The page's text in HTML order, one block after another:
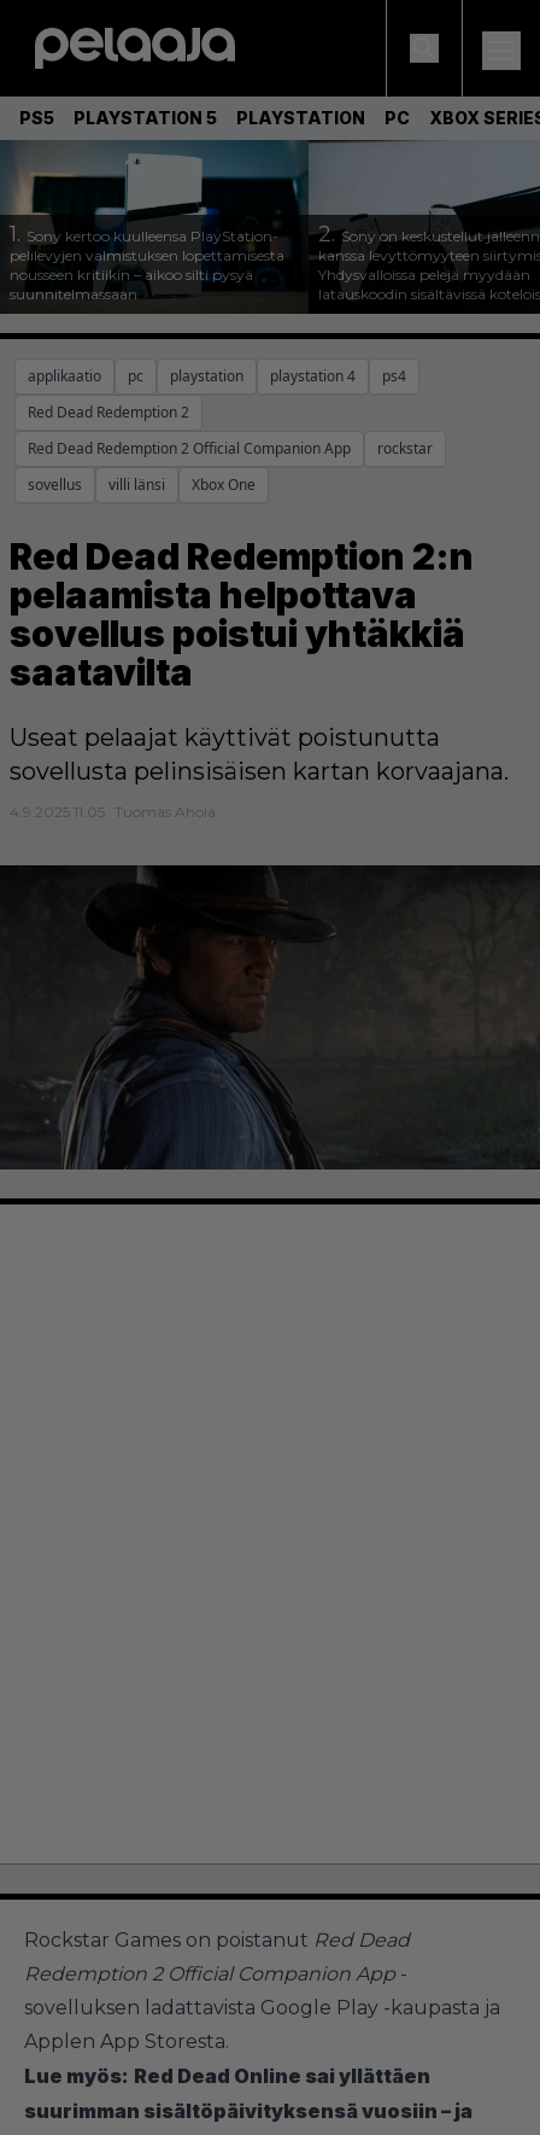
PS5 PLAYSTATION 5 PLAYSTATION PC XBOX
1. Sony kertoo kuulleensa PlayStation-
pelilevyjen valmistuksen lopettamisesta
nousseen kritiikin – aikoo silti pysyä
suunnitelmassaan
2.Sony on keskustellut
kanssa levyttömyyteen
Yhdysvalloissa pelejä myydään
latauskoodin sisältävissä
applikaatio pc playstation playstation 4
ps4
Red Dead Redemption 2
Red Dead Redemption 2 Official Companion App
rockstar
sovellus
villi länsi Xbox One
Red Dead Redemption 2:n
pelaamista helpottava
sovellus poistui yhtäkkiä
saatavilta
Useat pelaajat käyttivät poistunutta
sovellusta pelinsisäisen kartan korvaajana.
4.9.2025 11:05 Tuomas Ahola
Rockstar Games on poistanut Red Dead
Redemption 2 Official Companion App-
sovelluksen ladattavista Google Play -kaupasta ja
Applen App Storesta.
Lue myös: Red Dead Online sai yllättäen
suurimman sisältöpäivityksensä vuosiin – ja